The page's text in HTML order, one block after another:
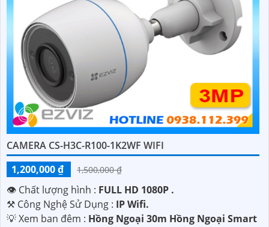
CAMERA CS-H3C-R100-1K2WF WIFI
1,200,000 ₫
1,500,000 ₫
👁 Chất lượng hình : FULL HD 1080P .
⚒ Công Nghệ Sử Dụng : IP Wifi.
💡 Xem ban đêm : Hồng Ngoại 30m Hồng Ngoại Smart